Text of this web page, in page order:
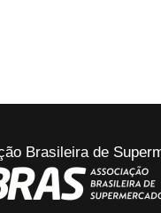
Brasileira de